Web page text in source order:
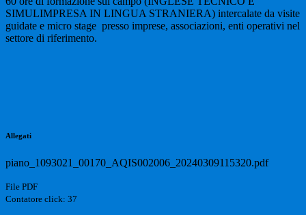
SIMULIMPRESA IN LINGUA STRANIERA) intercalate da visite
guidate e micro stage presso imprese, associazioni, enti operativi nel
settore di riferimento.
Allegati
piano_1093021_00170_AQIS002006_20240309115320.pdf
File PDF
Contatore click: 37